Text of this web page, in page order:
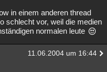
in einem anderen thread
schlecht vor, weil die medien
normalen leute
11.06.2004 um 16:44